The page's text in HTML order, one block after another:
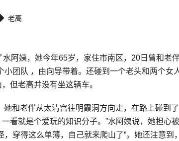
老高
阿姨，她今年65岁，家住市南区，20日曾和老
小团队 ，由向导带着。还碰到一个老头和两个女
但老高并没有坐这辆车。
她和老伴从太清宫往明霞洞方向走，在路上碰到
看就是个爱玩的知识分子。”水阿姨说，她担心
，穿得这么单薄，自己就来爬山了”。她还注意